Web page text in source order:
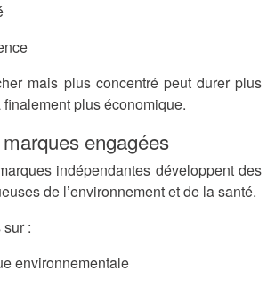
mais plus concentré peut durer plus
plus économique.
engagées
indépendantes développent des
de l’environnement et de la santé.
:
environnementale